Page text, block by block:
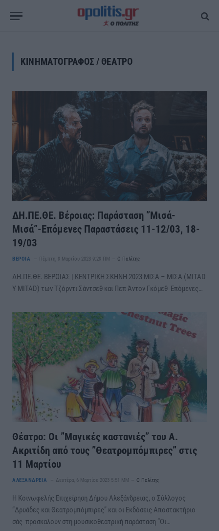
ΚΙΝΗΜΑΤΟΓΡΑΦΟΣ / ΘΕΑΤΡΟ
ΔΗ.ΠΕ.ΘΕ. Βέροιας: Παράσταση ”Μισά-
Μισά”-Επόμενες Παραστάσεις 11-12/03, 18-
19/03
ΒΕΡΟΙΑ Πέμπτη, 9 Μαρτίου 2023 9:29 ΠΜ Ο Πολίτης
ΔΗ.ΠΕ.ΘΕ. ΒΕΡΟΙΑΣ | ΚΕΝΤΡΙΚΗ ΣΚΗΝΗ 2023 ΜΙΣΑ – ΜΙΣΑ (MITAD
Y MITAD) των Τζόρντι Σάντσεθ και Πεπ Άντον Γκόμεθ Επόμενες…
Θέατρο: Οι ”Μαγικές καστανιές” του Α.
Ακριτίδη από τους ”Θεατρομπόμπιρες” στις
11 Μαρτίου
ΑΛΕΞΑΝΔΡΕΙΑ Δευτέρα, 6 Μαρτίου 2023 5:51 ΜΜ Ο Πολίτης
Η Κοινωφελής Επιχείρηση Δήμου Αλεξάνδρειας, ο Σύλλογος
“Δρυάδες και Θεατρομπόμπιρες” και οι Εκδόσεις Αποστακτήριο
σάς προσκαλούν στη μουσικοθεατρική παράσταση “Οι…